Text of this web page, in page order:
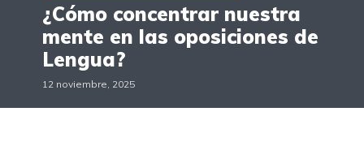
¿Cómo concentrar nuestra
mente en las oposiciones de
Lengua?
12 noviembre, 2025